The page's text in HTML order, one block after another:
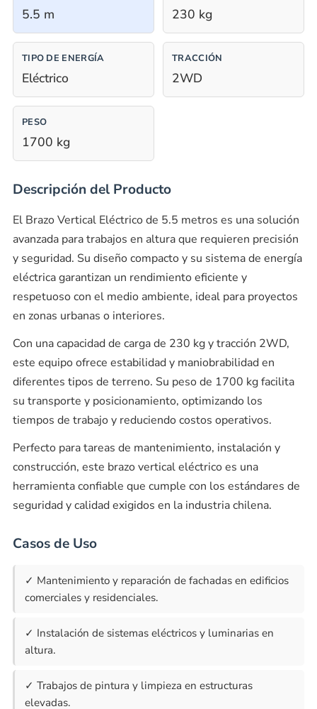
5.5 m 230 kg
TIPO DE ENERGÍA
Eléctrico
TRACCIÓN
2WD
PESO
1700 kg
Descripción del Producto
El Brazo Vertical Eléctrico de 5.5 metros es una solución
avanzada para trabajos en altura que requieren precisión
y seguridad. Su diseño compacto y su sistema de energía
eléctrica garantizan un rendimiento eficiente y
respetuoso con el medio ambiente, ideal para proyectos
en zonas urbanas o interiores.
Con una capacidad de carga de 230 kg y tracción 2WD,
este equipo ofrece estabilidad y maniobrabilidad en
diferentes tipos de terreno. Su peso de 1700 kg facilita
su transporte y posicionamiento, optimizando los
tiempos de trabajo y reduciendo costos operativos.
Perfecto para tareas de mantenimiento, instalación y
construcción, este brazo vertical eléctrico es una
herramienta confiable que cumple con los estándares de
seguridad y calidad exigidos en la industria chilena.
Casos de Uso
✓ Mantenimiento y reparación de fachadas en edificios
comerciales y residenciales.
✓ Instalación de sistemas eléctricos y luminarias en
altura.
✓ Trabajos de pintura y limpieza en estructuras
elevadas.